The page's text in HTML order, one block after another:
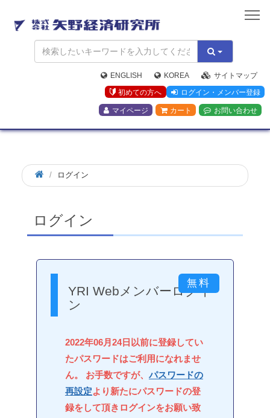
矢
野
経
済
研
究
所
ENGLISH KOREA
サイトマップ
初めての方へ
ログイン・メンバー登録
マイページ カート お問い合わせ
ログイン
ログイン
YRI Webメンバーログイ
ン
2022年06月24日以前に登録してい
たパスワードはご利用になれませ
ん。 お手数ですが、 パスワードの
再設定より新たにパスワードの登
録をして頂きログインをお願い致